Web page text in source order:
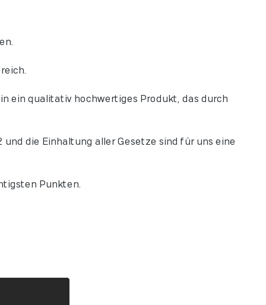
ein qualitativ hochwertiges Produkt, das durch
die Einhaltung aller Gesetze sind für uns eine
Punkten.